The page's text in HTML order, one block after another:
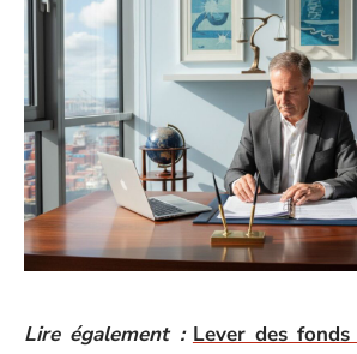
Lire également : Lever des